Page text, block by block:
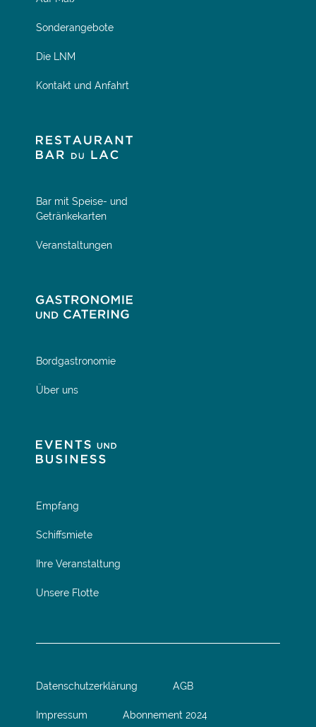
Sonderangebote
Die LNM
Kontakt und Anfahrt
Bar mit Speise- und
Getränkekarten
Veranstaltungen
Bordgastronomie
Über uns
Empfang
Schiffsmiete
Ihre Veranstaltung
Unsere Flotte
Datenschutzerklärung AGB
Impressum Abonnement 2024